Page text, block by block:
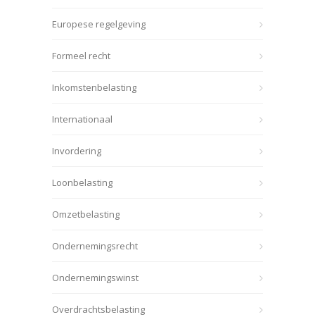
Europese regelgeving
Formeel recht
Inkomstenbelasting
Internationaal
Invordering
Loonbelasting
Omzetbelasting
Ondernemingsrecht
Ondernemingswinst
Overdrachtsbelasting